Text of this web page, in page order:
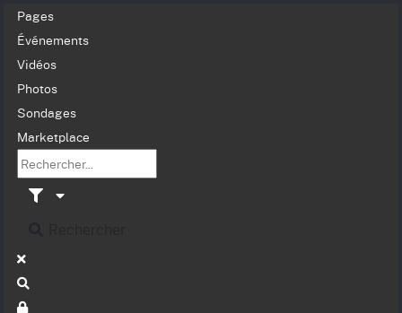
Pages
Événements
Vidéos
Photos
Sondages
Marketplace